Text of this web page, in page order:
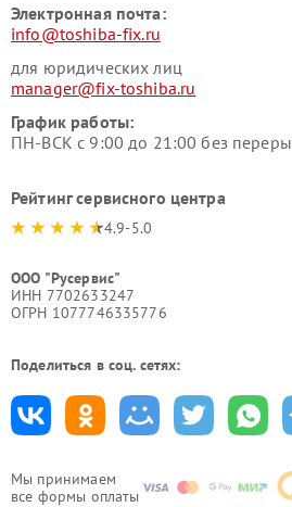
Мы принимаем
все формы оплаты
Электронная почта:
info@toshiba-fix.ru
для юридических лиц
manager@fix-toshiba.ru
График работы:
ПН-ВСК с 9:00 до 21:00 без
Рейтинг сервисного центра
4.9-5.0
ООО "Русервис"
ИНН 7702633247
ОГРН 1077746335776
Поделиться в соц. сетях: